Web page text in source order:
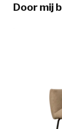
Door mij